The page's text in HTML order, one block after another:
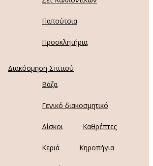
Παπούτσια
Προσκλητήρια
Διακόσμηση Σπιτιού
Βάζα
Γενικό διακοσμητικό
Δίσκοι Καθρέπτες
Κεριά Κηροπήγια